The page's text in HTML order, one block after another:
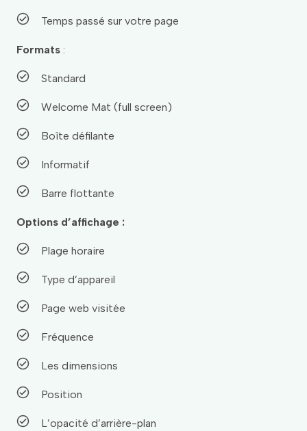
Temps passé sur votre page
Formats :
Standard
Welcome Mat (full screen)
Boîte défilante
Informatif
Barre flottante
Options d’affichage :
Plage horaire
Type d’appareil
Page web visitée
Fréquence
Les dimensions
Position
L’opacité d’arrière-plan